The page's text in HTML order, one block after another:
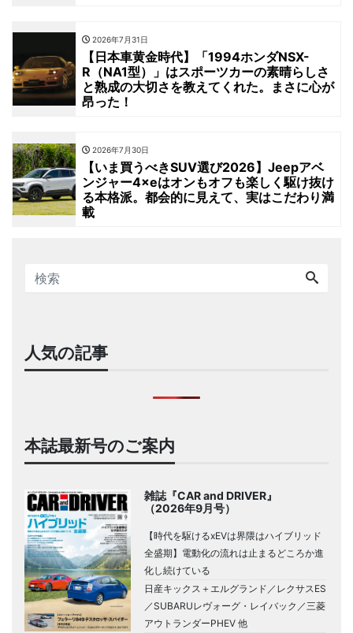
2026年7月31日
【日本車黄金時代】「1994ホンダNSX-
R（NA1型）」はスポーツカーの素晴らしさ
と熟成の大切さを教えてくれた。まさに心が
昂った！
2026年7月30日
【いま買うべきSUV選び2026】Jeepアベ
ンジャー4×eはオンもオフも楽しく駆け抜け
る本格派。都会的に見えて、実はこだわり満
載
人気の記事
本誌最新号のご案内
雑誌『CAR and DRIVER』
（2026年9月号）
【時代を駆けるxEVは界隈はハイブリッド
全盛期】電動化の流れは止まるどころか進
化し続けている
日産キックス＋エルグランド／レクサスES
／SUBARUレヴォーグ・レイバック／三菱
アウトランダーPHEV 他